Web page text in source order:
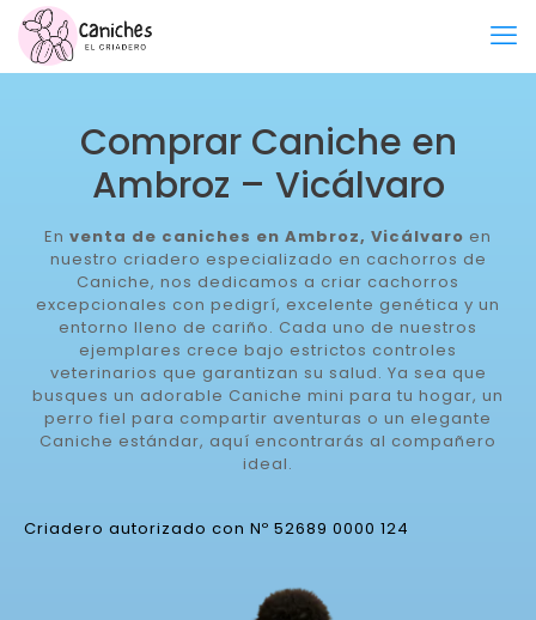
Comprar Caniche en
Ambroz – Vicálvaro
En venta de caniches en Ambroz, Vicálvaro en
nuestro criadero especializado en cachorros de
Caniche, nos dedicamos a criar cachorros
excepcionales con pedigrí, excelente genética y un
entorno lleno de cariño. Cada uno de nuestros
ejemplares crece bajo estrictos controles
veterinarios que garantizan su salud. Ya sea que
busques un adorable Caniche mini para tu hogar, un
perro fiel para compartir aventuras o un elegante
Caniche estándar, aquí encontrarás al compañero
ideal.
Criadero autorizado con Nº 52689 0000 124